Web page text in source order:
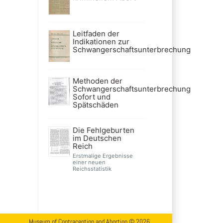
Leitfaden der
Indikationen zur
Schwangerschaftsunterbrechung
Methoden der
Schwangerschaftsunterbrechung
Sofort und
Spätschäden
Die Fehlgeburten
im Deutschen
Reich
Erstmalige Ergebnisse
einer neuen
Reichsstatistik